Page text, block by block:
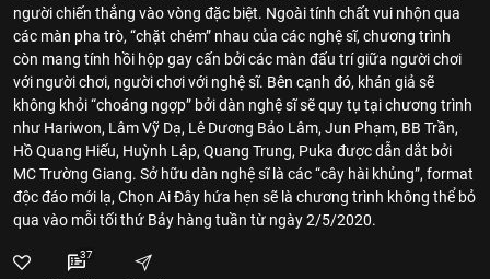
người chiến thắng vào vòng đặc biệt. Ngoài tính chất vui nhộn qua
các màn pha trò, “chặt chém” nhau của các nghệ sĩ, chương trình
còn mang tính hồi hộp gay cấn bởi các màn đấu trí giữa người chơi
với người chơi, người chơi với nghệ sĩ. Bên cạnh đó, khán giả sẽ
không khỏi “choáng ngợp” bởi dàn nghệ sĩ sẽ quy tụ tại chương trình
như Hariwon, Lâm Vỹ Dạ, Lê Dương Bảo Lâm, Jun Phạm, BB Trần,
Hồ Quang Hiếu, Huỳnh Lập, Quang Trung, Puka được dẫn dắt bởi
MC Trường Giang. Sở hữu dàn nghệ sĩ là các “cây hài khủng”, format
độc đáo mới lạ, Chọn Ai Đây hứa hẹn sẽ là chương trình không thể bỏ
qua vào mỗi tối thứ Bảy hàng tuần từ ngày 2/5/2020.
37